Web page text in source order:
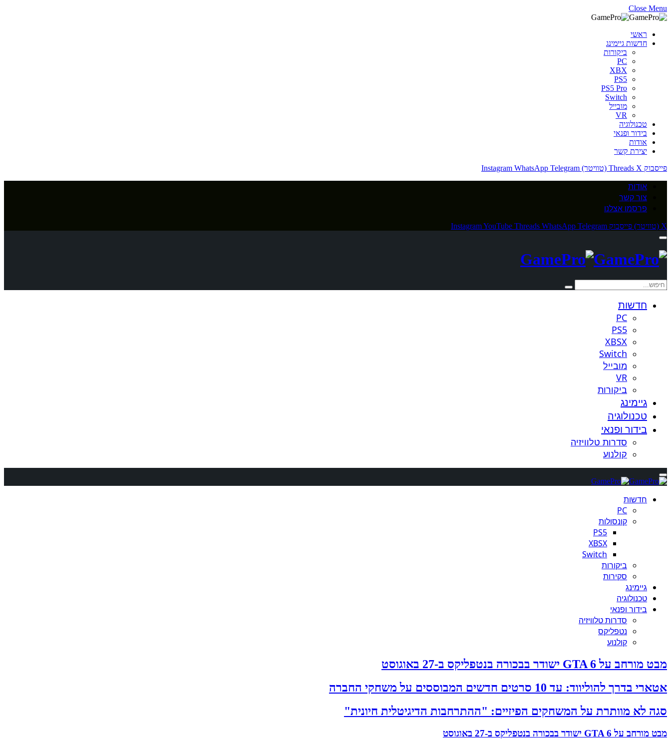
Close Menu
ראשי
חדשות גיימינג
ביקורות
PC
XBX
PS5
PS5 Pro
Switch
מובייל
VR
טכנולוגיה
בידור ופנאי
אודות
יצירת קשר
פייסבוק
Threads X (טוויטר) Instagram WhatsApp Telegram
אודות
צור קשר
פרסמו אצלנו
X (טוויטר) פייסבוק InstagramYouTube Threads WhatsApp Telegram
חדשות
PC
PS5
XBSX
Switch
מובייל
VR
ביקורות
גיימינג
טכנולוגיה
בידור ופנאי
סדרות טלוויזיה
קולנוע
חדשות
PC
קונסולות
PS5
XBSX
Switch
ביקורות
סקירות
גיימינג
טכנולוגיה
בידור ופנאי
סדרות טלוויזיה
נטפליקס
קולנוע
מבט מורחב על GTA 6 ישודר בבכורה בנטפליקס ב-27 באוגוסט
אטארי בדרך להוליווד: עד 10 סרטים חדשים המבוססים על משחקי החברה
סגה לא מוותרת על המשחקים הפיזיים: "ההתרחבות הדיגיטלית חיונית"
מבט מורחב על GTA 6 ישודר בבכורה בנטפליקס ב-27 באוגוסט